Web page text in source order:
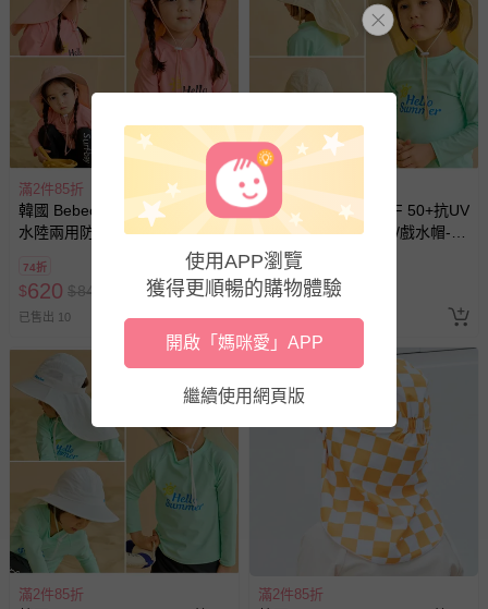
滿2件85折
韓國 Bebechat - UPF 50+抗UV
水陸兩用防曬遮脖帽/戲水帽-粉
74折
$620 $840
已售出 10
滿2件85折
韓國 Bebechat - UPF 50+抗UV
水陸兩用防曬遮脖帽/戲水帽-米
黃
74折
$620 $840
已售出 6
滿2件85折 滿2件85折
使用APP瀏覽
獲得更順暢的購物體驗
開啟「媽咪愛」APP
繼續使用網頁版